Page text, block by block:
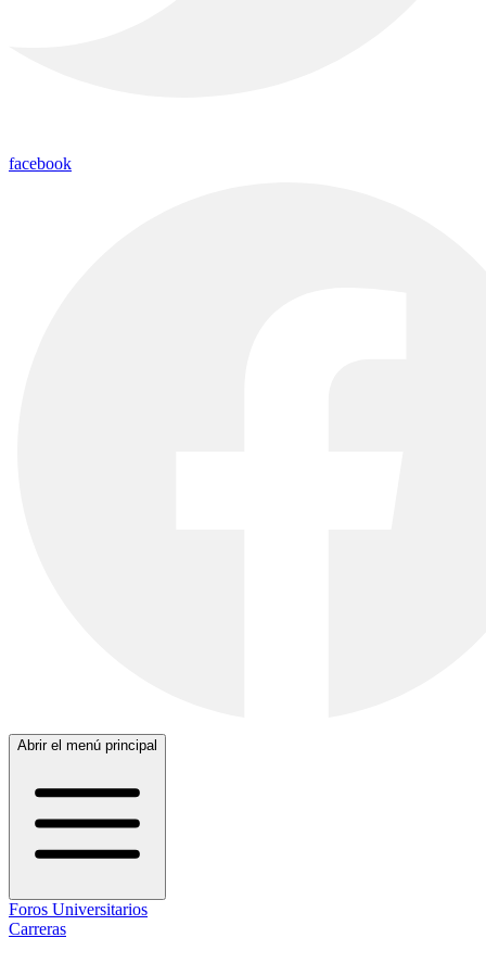
facebook
Abrir el menú principal
Foros Universitarios
Carreras